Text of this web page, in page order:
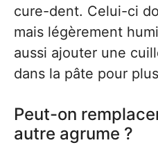
cure-dent. Celui-ci
mais légèrement
aussi ajouter une
dans la pâte pour
Peut-on
autre agrume ?